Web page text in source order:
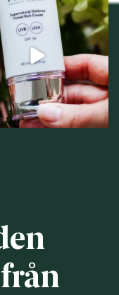
av solens härliga
men skydda dig...
12 1